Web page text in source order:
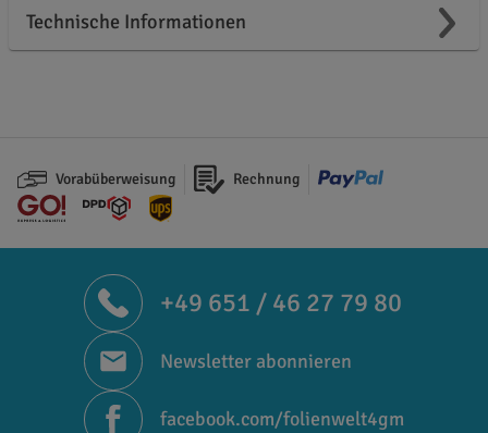
Technische Informationen
Vorabüberweisung Rechnung
+49 651 / 46 27 79 80
Newsletter abonnieren
facebook.com/folienwelt4gm